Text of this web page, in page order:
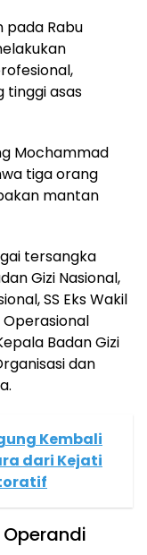
pada Rabu
tinggi asas
Mochammad
tiga orang
mantan
tersangka
Gizi Nasional,
SS Eks Wakil
Operasional
Badan Gizi
dan
Kembali
dari Kejati